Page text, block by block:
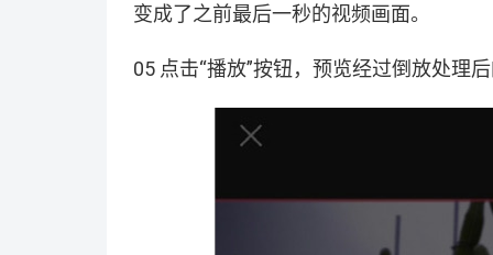
变成了之前最后一秒的视频画面。
05 点击“播放”按钮，预览经过倒放处理